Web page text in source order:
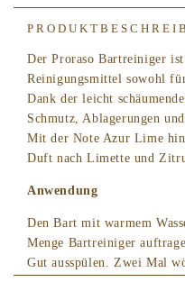
Der Proraso Bartreiniger
Reinigungsmittel sowohl
Dank der leicht
Schmutz, Ablagerungen
Mit der Note Azur Lime
Duft nach Limette und
Anwendung
Den Bart mit warmem
Menge Bartreiniger
Gut ausspülen. Zwei Mal